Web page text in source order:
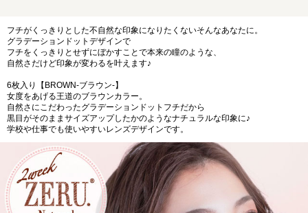
フチがくっきりとした不自然な印象になりたくないそんなあなたに。
グラデーションドットデザインで
フチをくっきりとせずにぼかすことで本来の瞳のような、
自然さだけど印象が変わるを叶えます♪
6枚入り【BROWN-ブラウン-】
女度をあげる王道のブラウンカラー。
自然さにこだわったグラデーションドットフチだから
黒目がそのままサイズアップしたかのようなナチュラルな印象に♪
学校や仕事でも使いやすいレンズデザインです。